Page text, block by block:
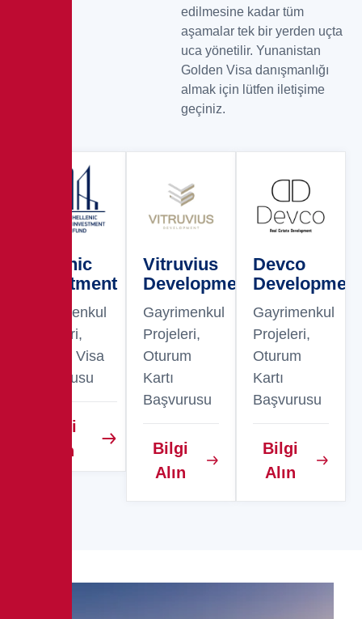
edilmesine kadar tüm
aşamalar tek bir yerden uçta
uca yönetilir. Yunanistan
Golden Visa danışmanlığı
almak için lütfen iletişime
geçiniz.
Hellenic
Investment
Gayrimenkul
Projeleri,
Golden Visa
Başvurusu
Bilgi
Alın
Vitruvius
Development
Gayrimenkul
Projeleri,
Oturum
Kartı
Başvurusu
Bilgi
Alın
Devco
Development
Gayrimenkul
Projeleri,
Oturum
Kartı
Başvurusu
Bilgi
Alın